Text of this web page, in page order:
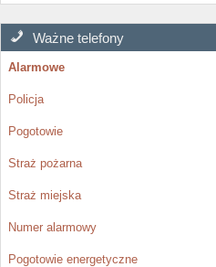
Ważne telefony
Alarmowe
Policja
Pogotowie
Straż pożarna
Straż miejska
Numer alarmowy
Pogotowie energetyczne